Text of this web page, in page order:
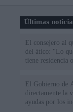
Últimas
El consejero al
del ático: "Lo
tiene residencia
El Gobierno de
directamente la
ayudas por los